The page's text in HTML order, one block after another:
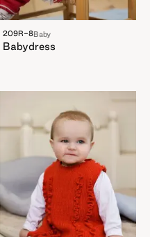
209R-8Baby
Babydress